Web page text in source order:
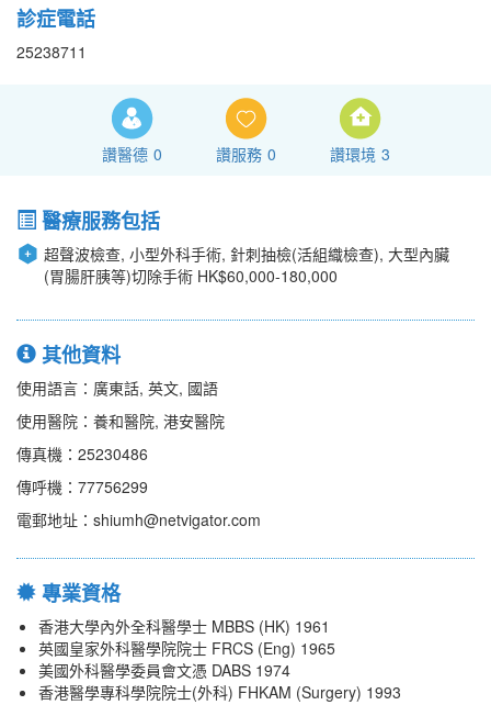
診症電話
25238711
讚醫德 0 讚服務 0 讚環境 3
醫療服務包括
超聲波檢查, 小型外科手術, 針刺抽檢(活組織檢查), 大型內臟
(胃腸肝胰等)切除手術 HK$60,000-180,000
其他資料
使用語言：廣東話, 英文, 國語
使用醫院：養和醫院, 港安醫院
傳真機：25230486
傳呼機：77756299
電郵地址：shiumh@netvigator.com
專業資格
香港大學內外全科醫學士 MBBS (HK) 1961
英國皇家外科醫學院院士 FRCS (Eng) 1965
美國外科醫學委員會文憑 DABS 1974
香港醫學專科學院院士(外科) FHKAM (Surgery) 1993